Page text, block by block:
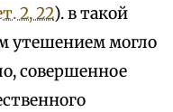
2, 22). в такой
утешением могло
совершенное